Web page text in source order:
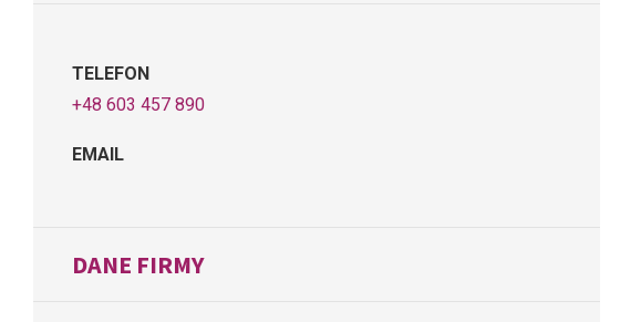
TELEFON
+48 603 457 890
EMAIL
DANE FIRMY